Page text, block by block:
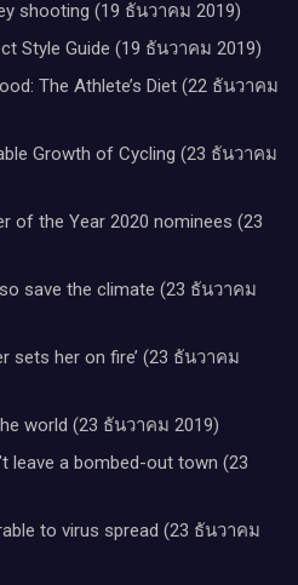
shooting (19 ธันวาคม 2019)
Style Guide (19 ธันวาคม 2019)
The Athlete’s Diet (22 ธันวาคม
Growth of Cycling (23 ธันวาคม
of the Year 2020 nominees (23
save the climate (23 ธันวาคม
sets her on fire’ (23 ธันวาคม
world (23 ธันวาคม 2019)
leave a bombed-out town (23
to virus spread (23 ธันวาคม